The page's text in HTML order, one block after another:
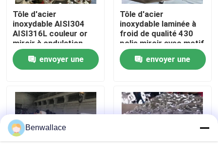
Contrôle de la qualité
Nous contacter
Les affaires
Tôle d'acier
inoxydable AISI304
AISI316L couleur or
miroir à ondulation
d'eau pour décoration
de plafondenvoyer une
Tôle d'acier
inoxydable laminée à
froid de qualité 430
polie miroir avec motif
ondulation d'eau et
revêtement PVD
couleur
envoyer une
Benwallace